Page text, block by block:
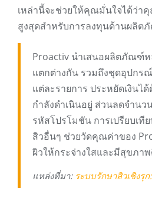
เหล่านี้จะช่วยให้คุณมั่นใจได้ว่า
สูงสุดสำหรับการลงทุนด้านผลิ
Proactiv นำเสนอผลิตภัณฑ์
แตกต่างกัน รวมถึงชุดอุปกร
แต่ละรายการ ประหยัดเงินไ
กำลังดำเนินอยู่ ส่วนลดจำนว
รหัสโปรโมชัน การเปรียบเ
สิวอื่นๆ ช่วยวัดคุณค่าของ
ผิวให้กระจ่างใสและมีสุขภา
แหล่งที่มา: ระบบรักษาสิวเชิงรุ